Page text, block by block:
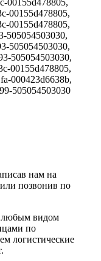
00155d478805,
00155d478805,
00155d478805,
505054503030,
505054503030,
505054503030,
00155d478805,
000423d6638b,
505054503030
нам на
или позвонив по
любым видом
по
логистические